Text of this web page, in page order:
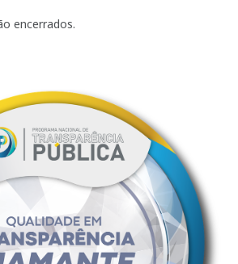
encerrados.